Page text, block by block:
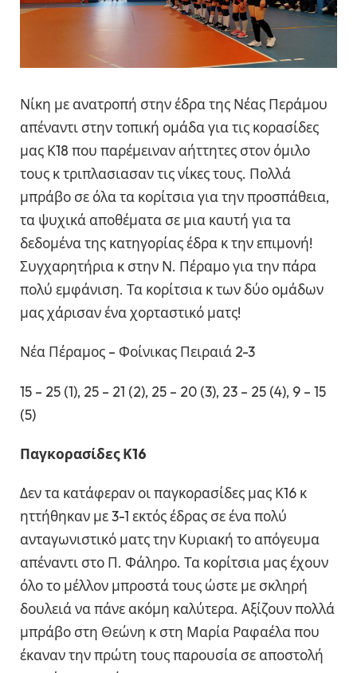
Νίκη με ανατροπή στην έδρα της Νέας Περάμου
απέναντι στην τοπική ομάδα για τις κορασίδες
μας Κ18 που παρέμειναν αήττητες στον όμιλο
τους κ τριπλασιασαν τις νίκες τους. Πολλά
μπράβο σε όλα τα κορίτσια για την προσπάθεια,
τα ψυχικά αποθέματα σε μια καυτή για τα
δεδομένα της κατηγορίας έδρα κ την επιμονή!
Συγχαρητήρια κ στην Ν. Πέραμο για την πάρα
πολύ εμφάνιση. Τα κορίτσια κ των δύο ομάδων
μας χάρισαν ένα χορταστικό ματς!
Νέα Πέραμος – Φοίνικας Πειραιά 2-3
15 – 25 (1), 25 – 21 (2), 25 – 20 (3), 23 – 25 (4), 9 – 15
(5)
Παγκορασίδες Κ16
Δεν τα κατάφεραν οι παγκορασίδες μας Κ16 κ
ηττήθηκαν με 3-1 εκτός έδρας σε ένα πολύ
ανταγωνιστικό ματς την Κυριακή το απόγευμα
απέναντι στο Π. Φάληρο. Τα κορίτσια μας έχουν
όλο το μέλλον μπροστά τους ώστε με σκληρή
δουλειά να πάνε ακόμη καλύτερα. Αξίζουν πολλά
μπράβο στη Θεώνη κ στη Μαρία Ραφαέλα που
έκαναν την πρώτη τους παρουσία σε αποστολή